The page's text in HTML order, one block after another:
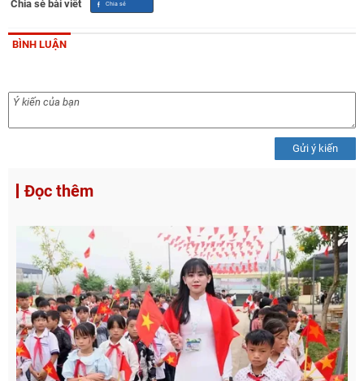
Chia sẻ bài viết
BÌNH LUẬN
Gửi ý kiến
Đọc thêm